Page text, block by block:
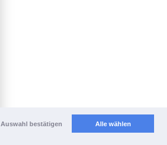
Auswahl bestätigen Alle wählen